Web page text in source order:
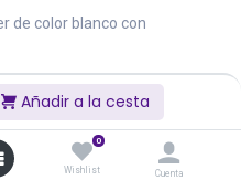
Añadir a la cesta
0
Wishlist Cuenta
de color blanco con